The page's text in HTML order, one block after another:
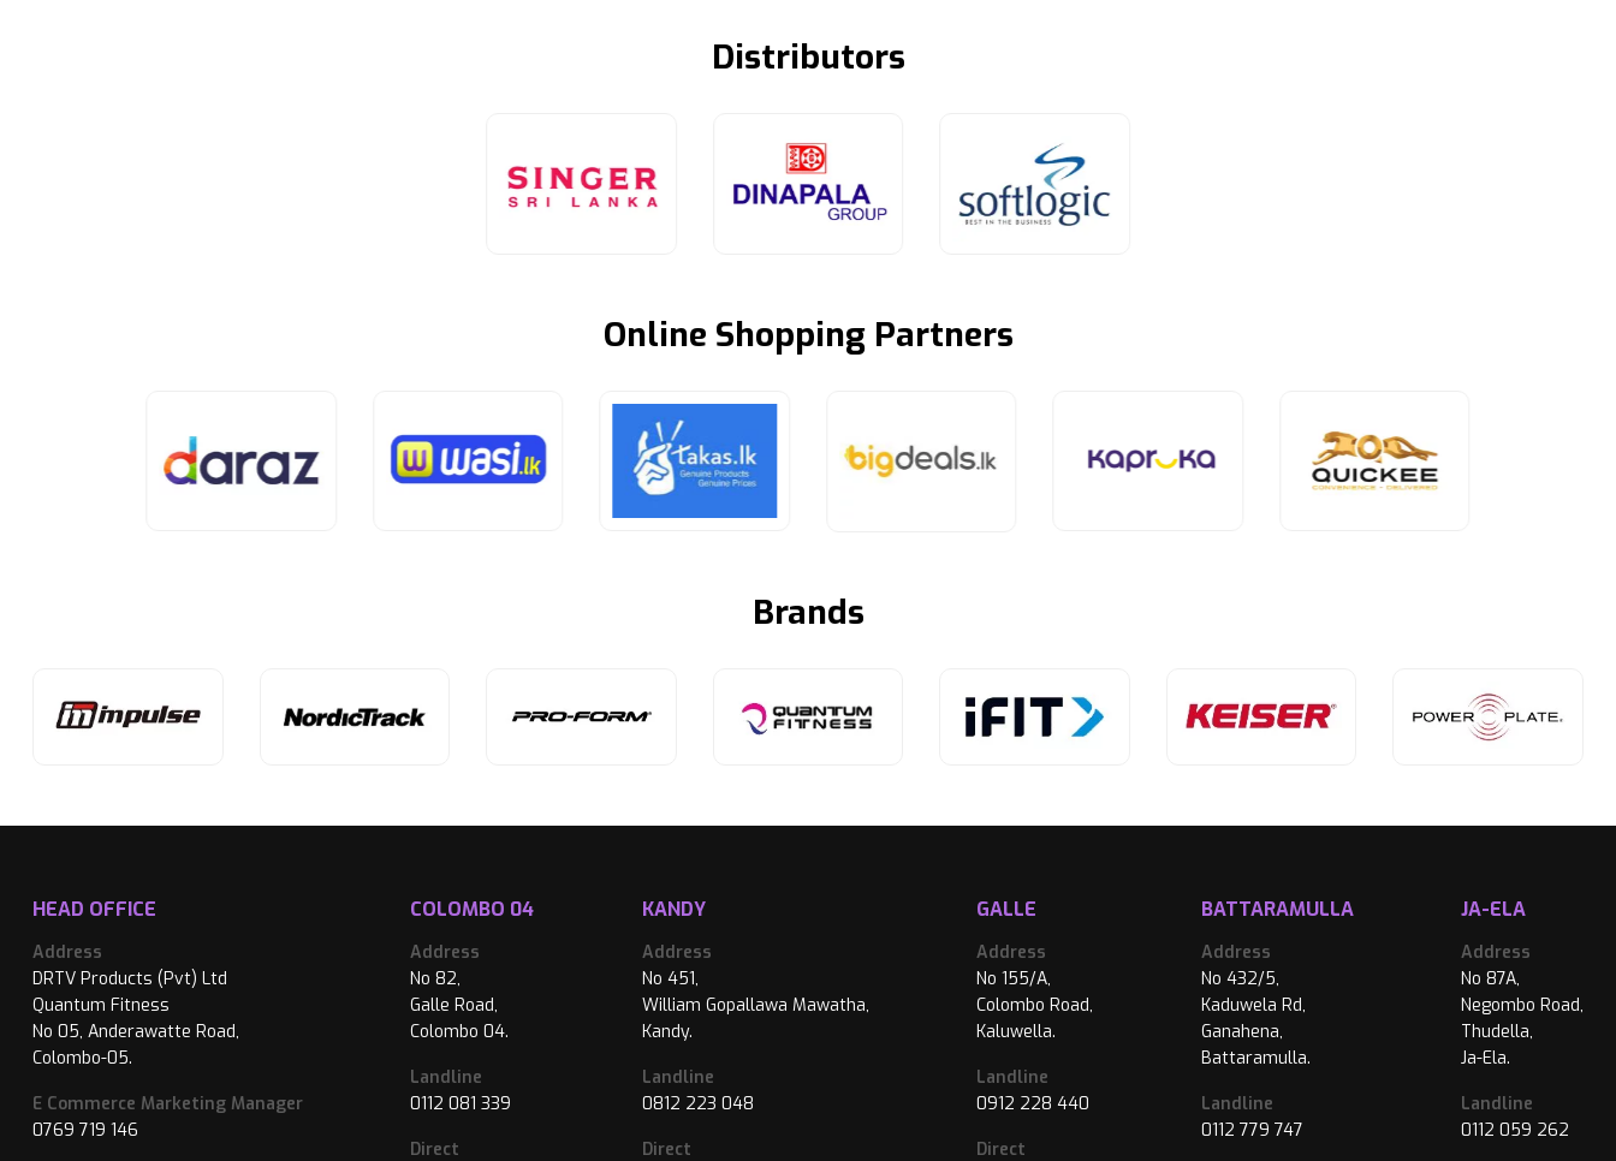
Distributors
Online Shopping Partners
Brands
HEAD OFFICE
Address
DRTV Products (Pvt) Ltd
Quantum Fitness
No 05, Anderawatte Road,
Colombo-05.
E Commerce Marketing Manager
0769 719 146
COLOMBO 04
Address
No 82,
Galle Road,
Colombo 04.
Landline
0112 081 339
Direct
KANDY
Address
No 451,
William Gopallawa Mawatha,
Kandy.
Landline
0812 223 048
Direct
GALLE
Address
No 155/A,
Colombo Road,
Kaluwella.
Landline
0912 228 440
Direct
BATTARAMULLA
Address
No 432/5,
Kaduwela Rd,
Ganahena,
Battaramulla.
Landline
0112 779 747
JA-ELA
Address
No 87A,
Negombo Road,
Thudella,
Ja-Ela.
Landline
0112 059 262